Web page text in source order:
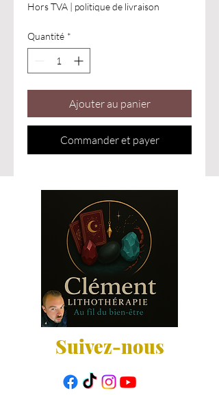
Hors TVA | politique de livraison
Quantité *
Ajouter au panier
Commander et payer
Suivez-nous